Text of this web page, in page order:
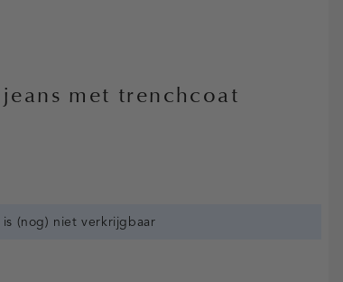
met trenchcoat
(nog) niet verkrijgbaar